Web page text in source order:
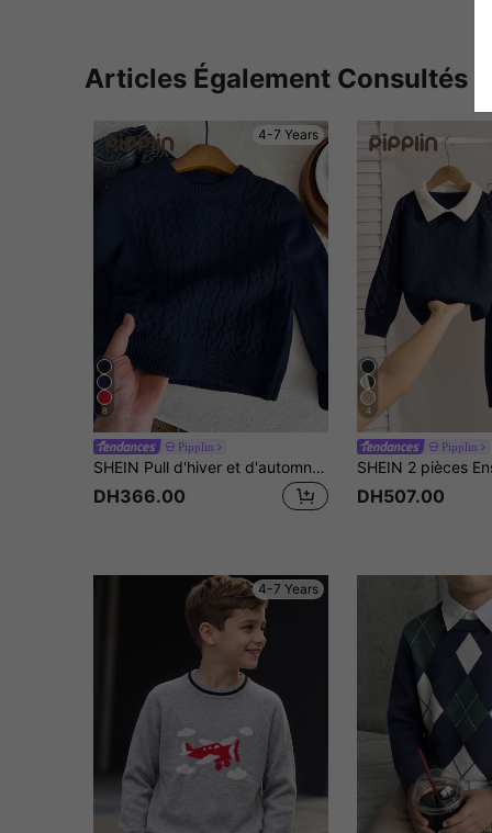
Articles Également Consultés
4-7 Years
8
Pipplin
SHEIN Pull d'hiver et d'automne pour jeune garçon, doux et confortable, style collégial preppy, uniforme scolaire pour la rentrée, la journée des carrières, Noël, Halloween, anniversaire
DH366.00
4
Pipplin
DH507.00
4-7 Years